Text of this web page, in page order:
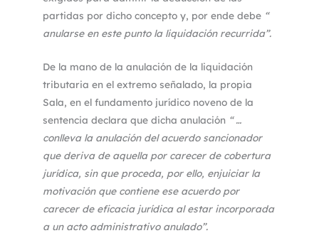
partidas por dicho concepto y, por ende debe “
anularse en este punto la liquidación recurrida”.
De la mano de la anulación de la liquidación
tributaria en el extremo señalado, la propia
Sala, en el fundamento jurídico noveno de la
sentencia declara que dicha anulación “ …
conlleva la anulación del acuerdo sancionador
que deriva de aquella por carecer de cobertura
jurídica, sin que proceda, por ello, enjuiciar la
motivación que contiene ese acuerdo por
carecer de eficacia jurídica al estar incorporada
a un acto administrativo anulado”.